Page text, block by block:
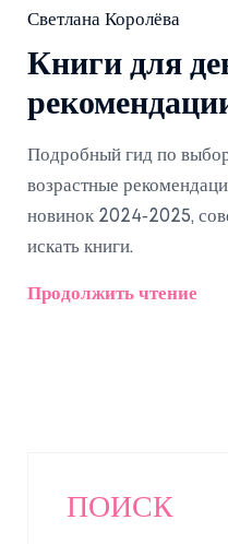
Светлана Королёва
Книги для
Подробный гид по
возрастные
новинок 2024‑2025,
искать книги.
Продолжить чтение
ПОИСК